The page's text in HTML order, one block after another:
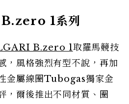
B.zero 1系列
B.zero 1取羅馬競技
，風格強烈有型不說，再加
金屬線圈Tubogas獨家金
，爾後推出不同材質、圈